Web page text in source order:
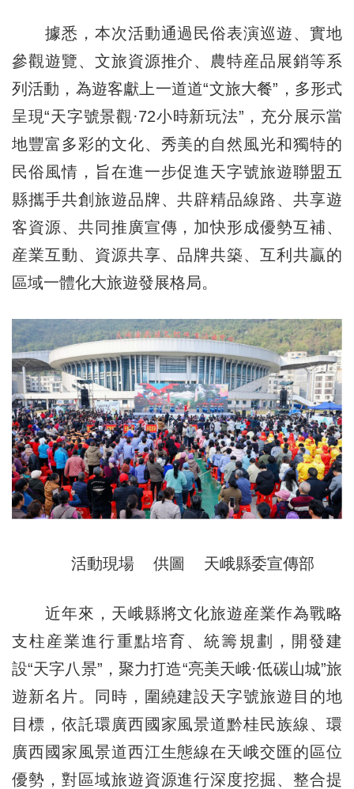
據悉，本次活動通過民俗表演巡遊、實地
參觀遊覽、文旅資源推介、農特産品展銷等系
列活動，為遊客獻上一道道“文旅大餐”，多形式
呈現“天字號景觀·72小時新玩法”，充分展示當
地豐富多彩的文化、秀美的自然風光和獨特的
民俗風情，旨在進一步促進天字號旅遊聯盟五
縣攜手共創旅遊品牌、共辟精品線路、共享遊
客資源、共同推廣宣傳，加快形成優勢互補、
産業互動、資源共享、品牌共築、互利共贏的
區域一體化大旅遊發展格局。
活動現場 供圖 天峨縣委宣傳部
近年來，天峨縣將文化旅遊産業作為戰略
支柱産業進行重點培育、統籌規劃，開發建
設“天字八景”，聚力打造“亮美天峨·低碳山城”旅
遊新名片。同時，圍繞建設天字號旅遊目的地
目標，依託環廣西國家風景道黔桂民族線、環
廣西國家風景道西江生態線在天峨交匯的區位
優勢，對區域旅遊資源進行深度挖掘、整合提